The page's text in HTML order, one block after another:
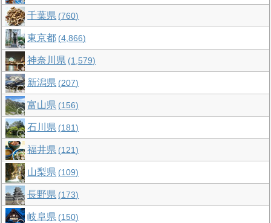
千葉県 760
東京都 4,866
神奈川県 1,579
新潟県 207
富山県 156
石川県 181
福井県 121
山梨県 109
長野県 173
岐阜県 150